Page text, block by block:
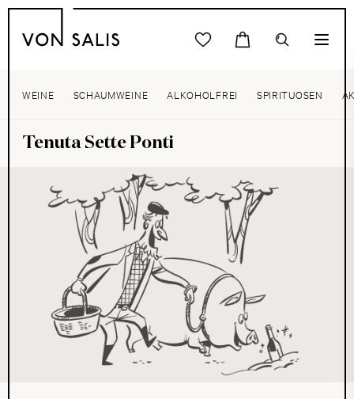
WEINE SCHAUMWEINE ALKOHOLFREI SPIRITUOSEN
Tenuta Sette Ponti